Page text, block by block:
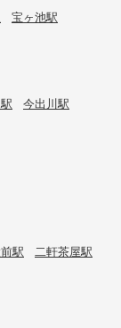
宝ヶ池駅
今出川駅
駅
二軒茶屋駅